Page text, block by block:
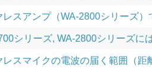
レスアンプ（WA-2800シリーズ
シリーズ, WA-2800シリーズに
レスマイクの電波の届く範囲（距